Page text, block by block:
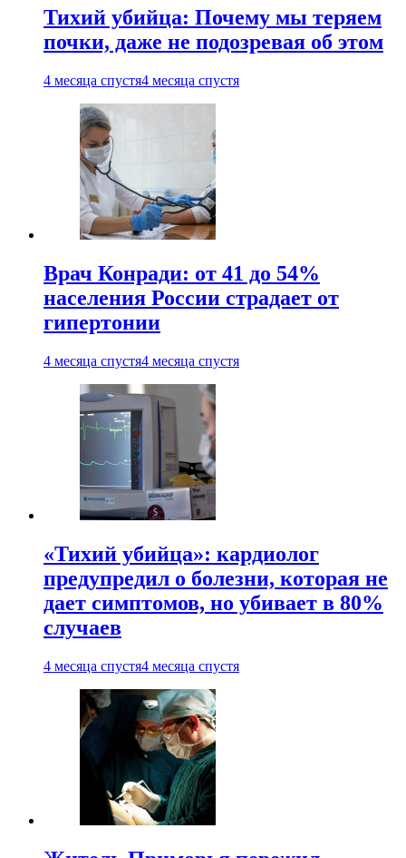
Тихий убийца: Почему мы теряем
почки, даже не подозревая об этом
4 месяца спустя4 месяца спустя
Врач Конради: от 41 до 54%
населения России страдает от
гипертонии
4 месяца спустя4 месяца спустя
«Тихий убийца»: кардиолог
предупредил о болезни, которая не
дает симптомов, но убивает в 80%
случаев
4 месяца спустя4 месяца спустя